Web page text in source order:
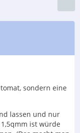
sondern eine
lassen und nur
ist würde